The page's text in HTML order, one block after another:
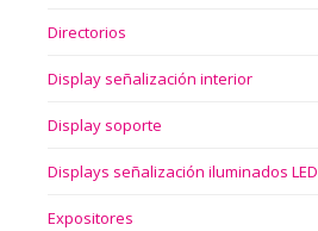
Directorios
Display señalización interior
Display soporte
Displays señalización iluminados LED
Expositores